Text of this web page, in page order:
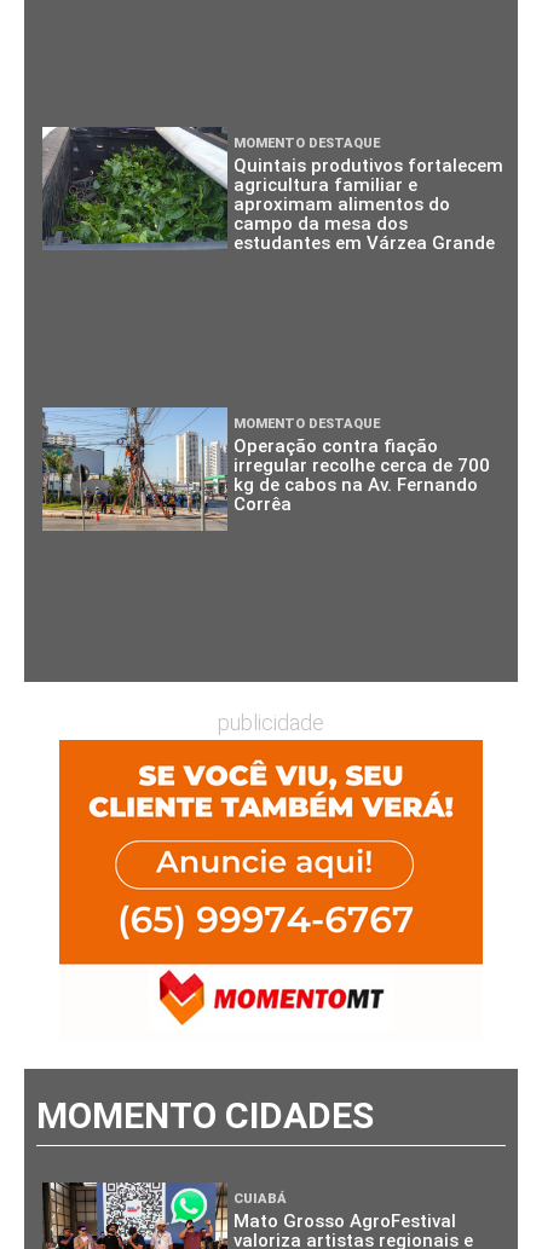
MOMENTO DESTAQUE
Quintais produtivos fortalecem
agricultura familiar e
aproximam alimentos do
campo da mesa dos
estudantes em Várzea Grande
MOMENTO DESTAQUE
Operação contra fiação
irregular recolhe cerca de 700
kg de cabos na Av. Fernando
Corrêa
publicidade
MOMENTO CIDADES
CUIABÁ
Mato Grosso AgroFestival
valoriza artistas regionais e